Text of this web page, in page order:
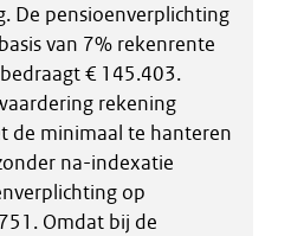
De pensioenverplichting
van 7% rekenrente
€ 145.403.
rekening
de minimaal te hanteren
na-indexatie
op
Omdat bij de